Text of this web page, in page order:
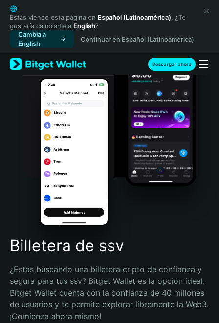
English
日本語
Tiếng Việt
Русский
Español (Latinoamérica)
Türkçe
Italiano
Português (Portugal)
Bahasa Indonesia
Português (Brasil)
Español (Argentina)
Estás viendo esta página en Español (Latinoamérica). ¿Te
gustaría cambiarte a English?
Cambia a
English
Continuar en Español (Latinoamérica)
Descargar ahora
Billetera de ssv
¿Estás buscando una billetera cripto de confianza y
segura para tus ssv? Bitget Wallet es la opción ideal.
Bitget Wallet cuenta con la confianza de 40 millones
de usuarios y te permite explorar libremente la Web3.
¡Comienza ahora mismo!